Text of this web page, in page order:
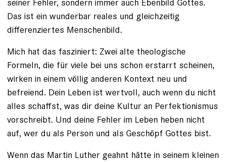
seiner Fehler, sondern immer auch Ebenbild Gottes.
Das ist ein wunderbar reales und gleichzeitig
differenziertes Menschenbild.
Mich hat das fasziniert: Zwei alte theologische
Formeln, die für viele bei uns schon erstarrt scheinen,
wirken in einem völlig anderen Kontext neu und
befreiend. Dein Leben ist wertvoll, auch wenn du nicht
alles schaffst, was dir deine Kultur an Perfektionismus
vorschreibt. Und deine Fehler im Leben heben nicht
auf, wer du als Person und als Geschöpf Gottes bist.
Wenn das Martin Luther geahnt hätte in seinem kleinen